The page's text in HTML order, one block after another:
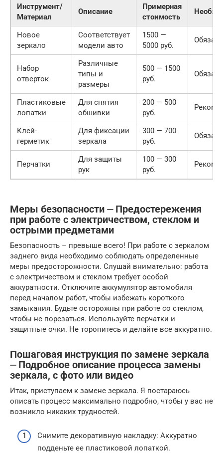
Инструмент/
Материал
Описание
Примерная
стоимость
Новое
зеркало
Соответствует
модели авто
1500 —
5000 руб.
Набор
отверток
Различные
типы и
размеры
500 — 1500
руб.
Пластиковые
лопатки
Для снятия
обшивки
200 — 500
руб.
Клей-
герметик
Для фиксации
зеркала
300 — 700
руб.
Перчатки
Для защиты
рук
100 — 300
руб.
Меры безопасности ⏤ Предостережения
при работе с электричеством, стеклом и
острыми предметами
Безопасность – превыше всего! При работе с зеркалом
заднего вида необходимо соблюдать определенные
меры предосторожности. Слушай внимательно: работа
с электричеством и стеклом требует особой
аккуратности. Отключите аккумулятор автомобиля
перед началом работ, чтобы избежать короткого
замыкания. Будьте осторожны при работе со стеклом,
чтобы не порезаться. Используйте перчатки и
защитные очки. Не торопитесь и делайте все аккуратно.
Пошаговая инструкция по замене зеркала
⏤ Подробное описание процесса замены
зеркала, с фото или видео
Итак, приступаем к замене зеркала. Я постараюсь
описать процесс максимально подробно, чтобы у вас не
возникло никаких трудностей.
Снимите декоративную накладку: Аккуратно
подденьте ее пластиковой лопаткой.